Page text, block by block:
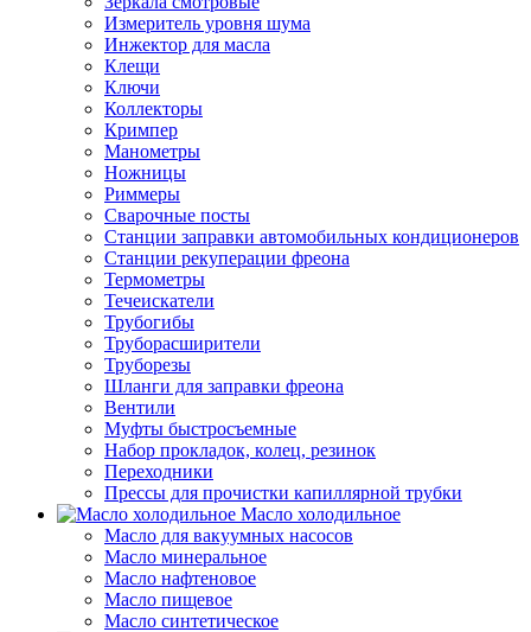
Измеритель уровня шума
Инжектор для масла
Клещи
Ключи
Коллекторы
Кримпер
Манометры
Ножницы
Риммеры
Сварочные посты
Станции заправки автомобильных кондиционеров
Станции рекуперации фреона
Термометры
Течеискатели
Трубогибы
Труборасширители
Труборезы
Шланги для заправки фреона
Вентили
Муфты быстросъемные
Набор прокладок, колец, резинок
Переходники
Прессы для прочистки капиллярной трубки
Масло холодильное
Масло для вакуумных насосов
Масло минеральное
Масло нафтеновое
Масло пищевое
Масло синтетическое